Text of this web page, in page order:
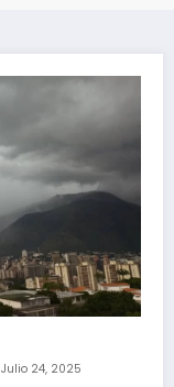
Julio 24, 2025